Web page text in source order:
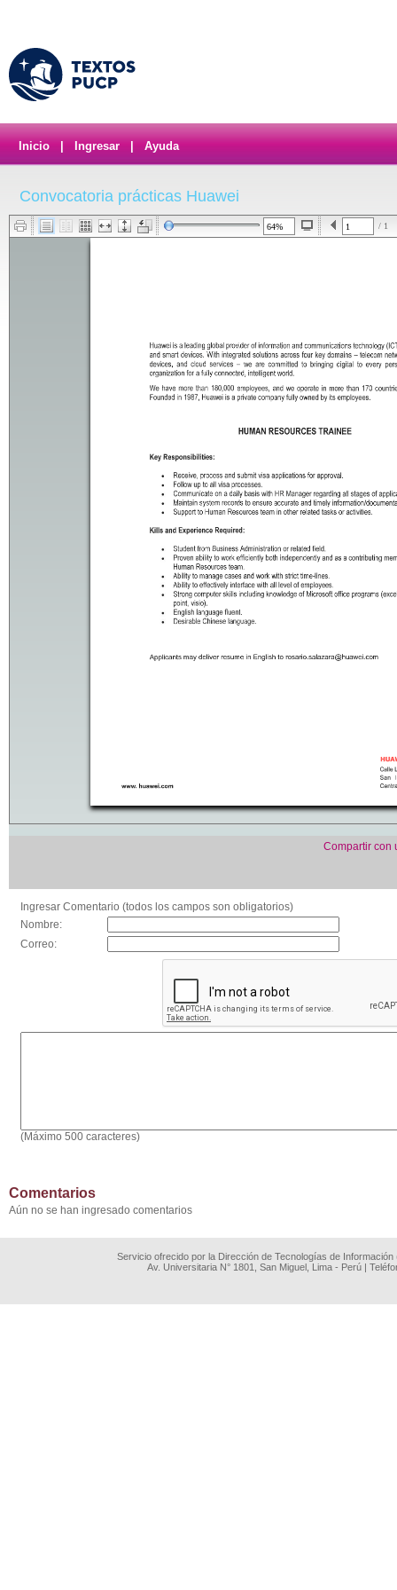
Inicio Ingresar Ayuda
Convocatoria prácticas Huawei
/ 1
Compartir con
Ingresar Comentario (todos los campos son obligatorios)
Nombre:
Correo:
(Máximo 500 caracteres)
Comentarios
Aún no se han ingresado comentarios
Servicio ofrecido por la Dirección de Tecnologías de
Av. Universitaria N° 1801, San Miguel, Lima - Perú |